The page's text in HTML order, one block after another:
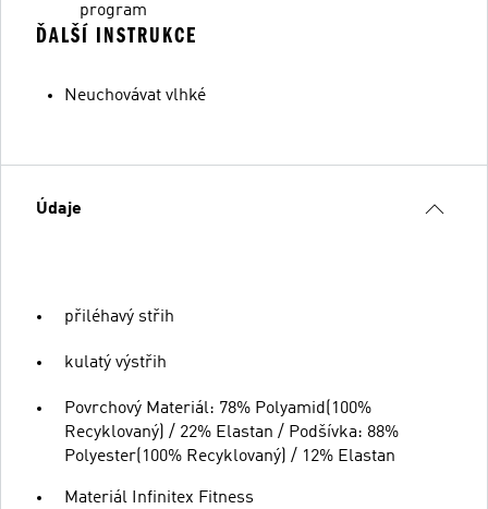
program
ĎALŠÍ INSTRUKCE
Neuchovávat vlhké
Údaje
přiléhavý střih
kulatý výstřih
Povrchový Materiál: 78% Polyamid(100%
Recyklovaný) / 22% Elastan / Podšívka: 88%
Polyester(100% Recyklovaný) / 12% Elastan
Materiál Infinitex Fitness